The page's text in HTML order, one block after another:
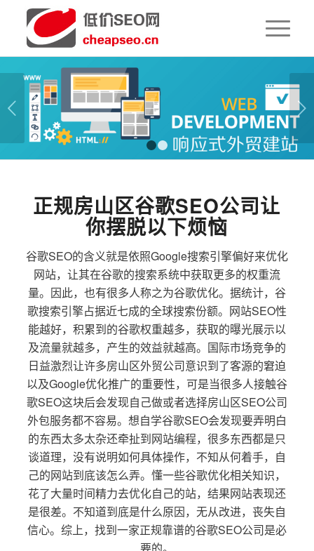
下一页
1 2
正规房山区谷歌SEO公司让
你摆脱以下烦恼
谷歌SEO的含义就是依照Google搜索引擎偏好来优化
网站，让其在谷歌的搜索系统中获取更多的权重流
量。因此，也有很多人称之为谷歌优化。据统计，谷
歌搜索引擎占据近七成的全球搜索份额。网站SEO性
能越好，积累到的谷歌权重越多，获取的曝光展示以
及流量就越多，产生的效益就越高。国际市场竞争的
日益激烈让许多房山区外贸公司意识到了客源的窘迫
以及Google优化推广的重要性，可是当很多人接触谷
歌SEO这块后会发现自己做或者选择房山区SEO公司
外包服务都不容易。想自学谷歌SEO会发现要弄明白
的东西太多太杂还牵扯到网站编程，很多东西都是只
谈道理，没有说明如何具体操作，不知从何着手，自
己的网站到底该怎么弄。懂一些谷歌优化相关知识，
花了大量时间精力去优化自己的站，结果网站表现还
是很差。不知道到底是什么原因，无从改进，丧失自
信心。综上，找到一家正规靠谱的谷歌SEO公司是必
要的。